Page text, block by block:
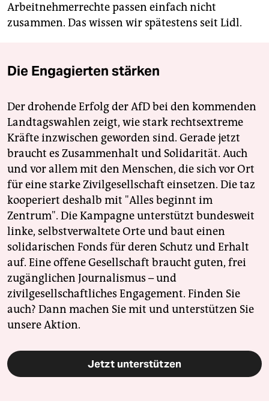
Arbeitnehmerrechte passen einfach nicht
zusammen. Das wissen wir spätestens seit Lidl.
Die Engagierten stärken
Der drohende Erfolg der AfD bei den kommenden
Landtagswahlen zeigt, wie stark rechtsextreme
Kräfte inzwischen geworden sind. Gerade jetzt
braucht es Zusammenhalt und Solidarität. Auch
und vor allem mit den Menschen, die sich vor Ort
für eine starke Zivilgesellschaft einsetzen. Die taz
kooperiert deshalb mit "Alles beginnt im
Zentrum". Die Kampagne unterstützt bundesweit
linke, selbstverwaltete Orte und baut einen
solidarischen Fonds für deren Schutz und Erhalt
auf. Eine offene Gesellschaft braucht guten, frei
zugänglichen Journalismus – und
zivilgesellschaftliches Engagement. Finden Sie
auch? Dann machen Sie mit und unterstützen Sie
unsere Aktion.
Jetzt unterstützen